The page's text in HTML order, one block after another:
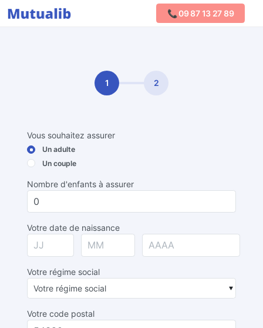
📞 09 87 13 27 89
Comparer les mutuelles
1 2
Vous souhaitez assurer
Un adulte
Un couple
Nombre d'enfants à assurer
Votre date de naissance
Votre régime social
Votre code postal